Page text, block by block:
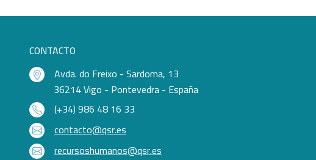
CONTACTO
Avda. do Freixo - Sardoma, 13
36214 Vigo - Pontevedra - España
(+34) 986 48 16 33
contacto@qsr.es
recursoshumanos@qsr.es